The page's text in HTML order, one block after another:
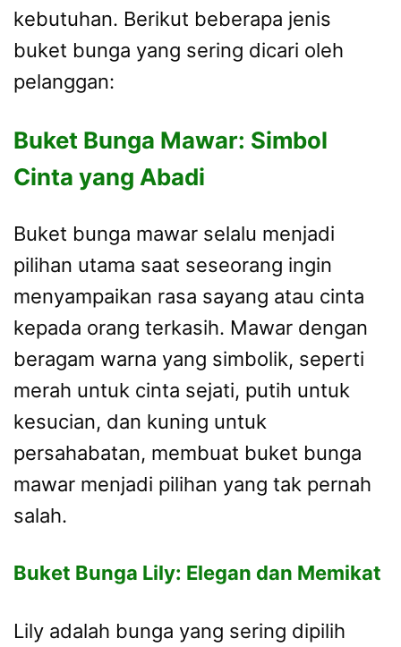
kebutuhan. Berikut beberapa jenis
buket bunga yang sering dicari oleh
pelanggan:
Buket Bunga Mawar: Simbol
Cinta yang Abadi
Buket bunga mawar selalu menjadi
pilihan utama saat seseorang ingin
menyampaikan rasa sayang atau cinta
kepada orang terkasih. Mawar dengan
beragam warna yang simbolik, seperti
merah untuk cinta sejati, putih untuk
kesucian, dan kuning untuk
persahabatan, membuat buket bunga
mawar menjadi pilihan yang tak pernah
salah.
Buket Bunga Lily: Elegan dan Memikat
Lily adalah bunga yang sering dipilih